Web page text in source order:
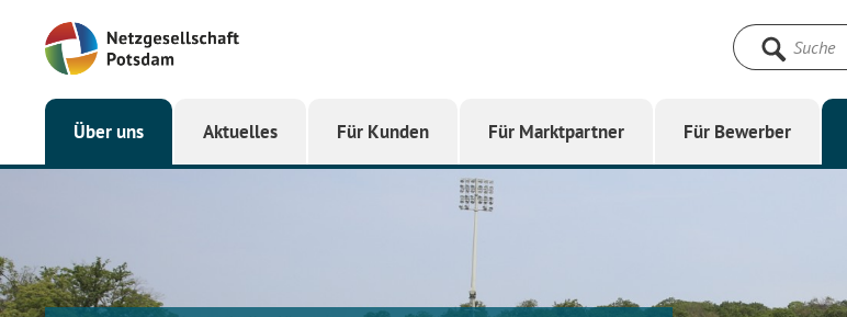
Startseite
Suche
Über uns Aktuelles Für Kunden Für Marktpartner Für Bewerber